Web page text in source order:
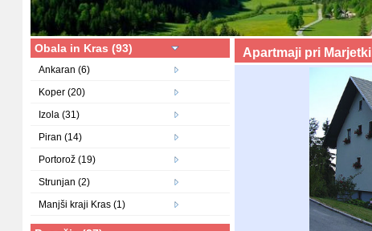
Obala in Kras (93)
Ankaran (6)
Koper (20)
Izola (31)
Piran (14)
Portorož (19)
Strunjan (2)
Manjši kraji Kras (1)
Apartmaji pri Marjetki